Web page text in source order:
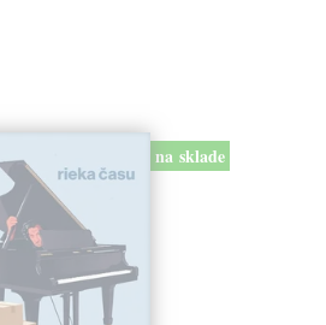
na sklade